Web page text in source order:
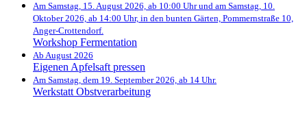
Am Samstag, 15. August 2026, ab 10:00 Uhr und am Samstag, 10.
Oktober 2026, ab 14:00 Uhr, in den bunten Gärten, Pommernstraße 10,
Anger-Crottendorf.
Workshop Fermentation
Ab August 2026
Eigenen Apfelsaft pressen
Am Samstag, dem 19. September 2026, ab 14 Uhr.
Werkstatt Obstverarbeitung